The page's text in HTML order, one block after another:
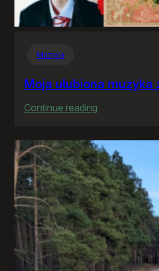
Muzyka
Moja ulubiona muzyka
Continue reading
ulubiona
muzyka
z
2024